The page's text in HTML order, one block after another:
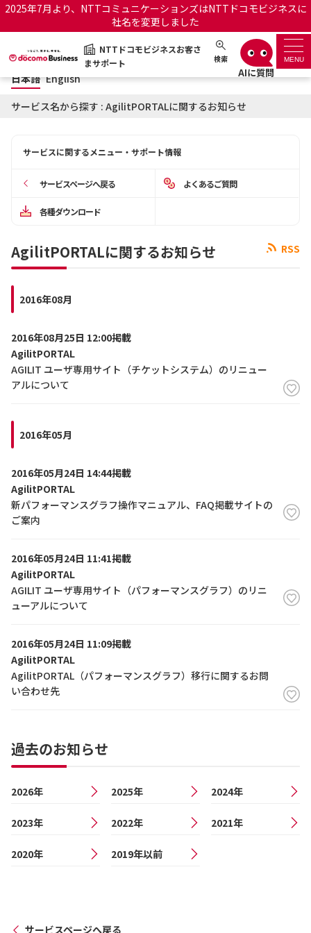
2025年7月より、NTTコミュニケーションズはNTTドコモビジネスに
社名を変更しました
NTTドコモビジネスお客さ
まサポート
検索 MENU
NTTドコモビジネスお客さまサポート 日本語 English
サポートトップ
お知らせ
OCNのお客さまはこちら
工事・故障情報通知サー
ビス
日本語 English
サービス名から探す : AgilitPORTALに関するお知らせ
サービスに関するメニュー・サポート情報
サービスページへ戻る よくあるご質問
各種ダウンロード
RSS
AgilitPORTALに関するお知らせ
2016年08月
2016年08月25日 12:00掲載
AgilitPORTAL
AGILIT ユーザ専用サイト（チケットシステム）のリニュー
アルについて
2016年05月
2016年05月24日 14:44掲載
AgilitPORTAL
新パフォーマンスグラフ操作マニュアル、FAQ掲載サイトの
ご案内
2016年05月24日 11:41掲載
AgilitPORTAL
AGILIT ユーザ専用サイト（パフォーマンスグラフ）のリニ
ューアルについて
2016年05月24日 11:09掲載
AgilitPORTAL
AgilitPORTAL（パフォーマンスグラフ）移行に関するお問
い合わせ先
過去のお知らせ
2026年 2025年 2024年
2023年 2022年 2021年
2020年 2019年以前
サービスページへ戻る